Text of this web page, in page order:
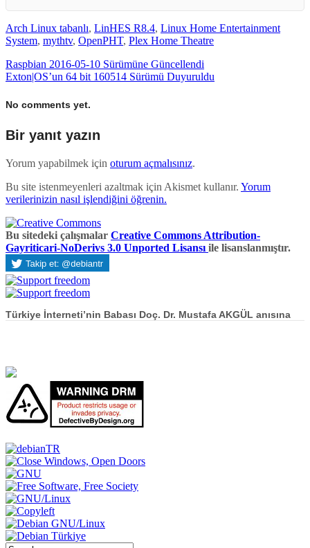
Arch Linux tabanlı, LinHES R8.4, Linux Home Entertainment
System, mythtv, OpenPHT, Plex Home Theatre
Raspbian 2016-05-10 Sürümüne Güncellendi
Exton|OS’un 64 bit 160514 Sürümü Duyuruldu
No comments yet.
Bir yanıt yazın
Yorum yapabilmek için oturum açmalısınız.
Bu site istenmeyenleri azaltmak için Akismet kullanır. Yorum
verilerinizin nasıl işlendiğini öğrenin.
Bu sitedeki çalışmalar Creative Commons Attribution-
Gayriticari-NoDerivs 3.0 Unported Lisansı ile lisanslanmıştır.
Türkiye İnterneti’nin Babası Doç. Dr. Mustafa AKGÜL anısına